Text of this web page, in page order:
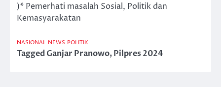
)* Pemerhati masalah Sosial, Politik dan
Kemasyarakatan
NASIONAL NEWS POLITIK
TaggedGanjar Pranowo,Pilpres 2024